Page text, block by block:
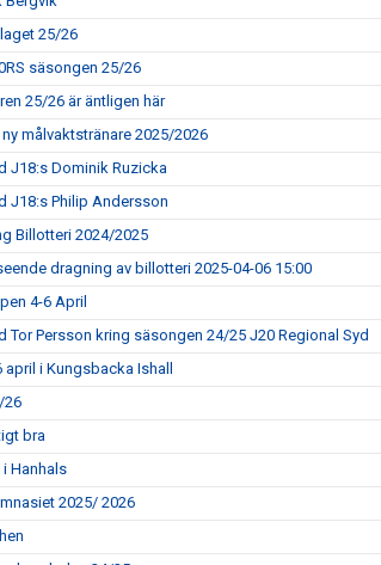
25/26
säsongen 25/26
25/26 är äntligen här
målvaktstränare 2025/2026
J18:s Dominik Ruzicka
J18:s Philip Andersson
Billotteri 2024/2025
dragning av billotteri 2025-04-06 15:00
4-6 April
Tor Persson kring säsongen 24/25 J20 Regional Syd
i Kungsbacka Ishall
26
bra
Hanhals
2025/ 2026